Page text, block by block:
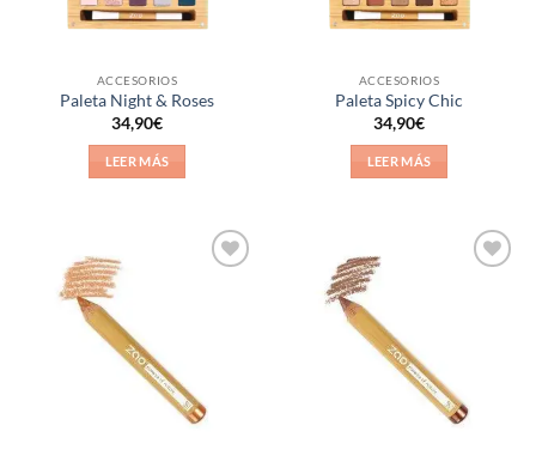
ACCESORIOS
Paleta Night & Roses
34,90€
LEER MÁS
ACCESORIOS
Paleta Spicy Chic
34,90€
LEER MÁS